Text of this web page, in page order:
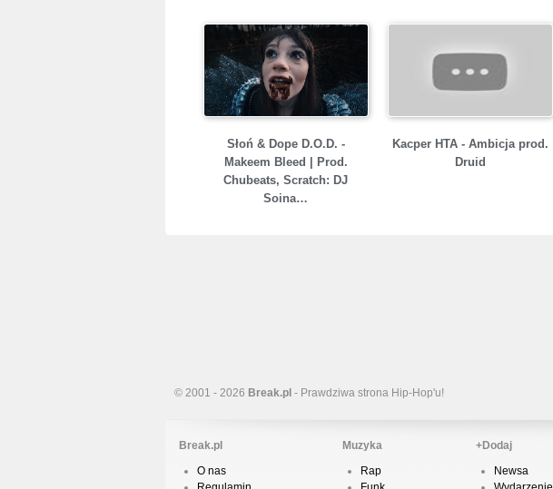
Słoń & Dope D.O.D. -
Makeem Bleed | Prod.
Chubeats, Scratch: DJ
Soina…
Kacper HTA - Ambicja prod.
Druid
© 2001 - 2026 Break.pl - Prawdziwa strona Hip-Hop'u!
Break.pl
O nas
Muzyka
Rap
+Dodaj
Newsa